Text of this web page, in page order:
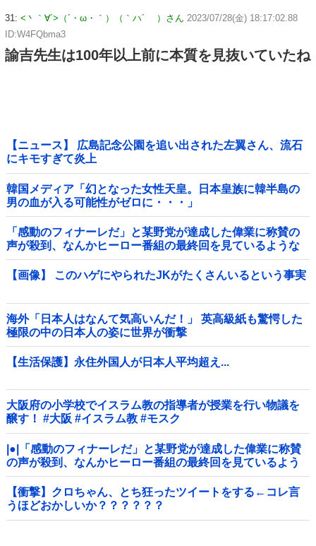
31: <丶｀∀´>（´・ω・｀）（｀ハ´ ）さん 2023/07/28(金) 18:17:02.88
ID:W4FQbma3
諭吉先生は100年以上前に本質を見抜いていたね
【ニュース】 広島記念公園を追い出された左翼さん、流石
にキモすぎて炎上
韓国メディア「幻となった女性天皇。日本皇族に韓半島の
男の血が入る可能性がゼロに・・・」
「感動のフィナーレだ」と某野党が達成した偉業に称賛の
声が殺到、なんかヒーロー番組の最終回を見ているような
気分に……他
【画像】 このハゲにやられたJKがたくさんいるという事実
海外「日本人はなんて気高いんだ！」 英高級紙も驚愕した
極限の中の日本人の姿に世界が衝撃
【生活保護】永住外国人が日本人平均超え...
大阪府の小学校でイスラム教の指導者が授業を行い物議を
醸す！ #大阪 #イスラム教 #モスク
|●|「感動のフィナーレだ」と某野党が達成した偉業に称賛
の声が殺到、なんかヒーロー番組の最終回を見ているよう
な気分に……
【衝撃】クロちゃん、とち狂ったツイートをする←コレ言
うほどおかしいか？？？？？？